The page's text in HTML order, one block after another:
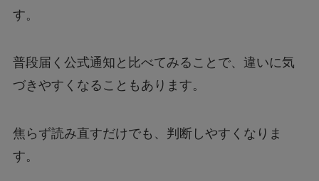
す。
普段届く公式通知と比べてみることで、違いに気
づきやすくなることもあります。
焦らず読み直すだけでも、判断しやすくなりま
す。